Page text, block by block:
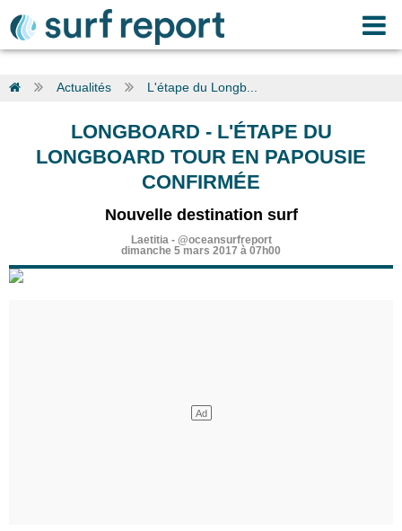
Actualités L'étape du Longb...
LONGBOARD - L'ÉTAPE DU
LONGBOARD TOUR EN PAPOUSIE
CONFIRMÉE
Nouvelle destination surf
Laetitia- @oceansurfreport
dimanche 5 mars 2017 à 07h00